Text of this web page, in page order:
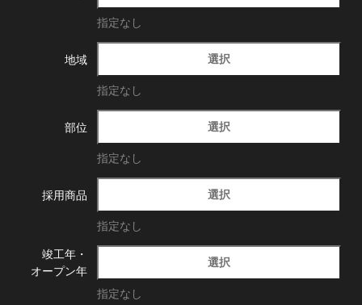
指定なし
地域 選択
指定なし
部位 選択
指定なし
採用商品 選択
指定なし
竣工年・
オープン年
選択
指定なし